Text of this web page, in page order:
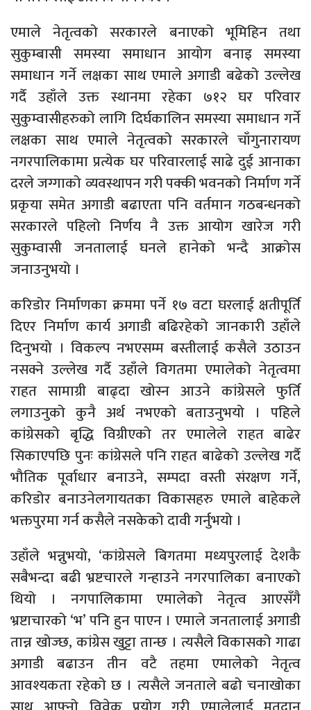
एमाले नेतृत्वको सरकारले बनाएको भूमिहिन तथा
सुकुम्बासी समस्या समाधान आयोग बनाइ समस्या
समाधान गर्ने लक्षका साथ एमाले अगाडी बढेको उल्लेख
गर्दै उहाँले उक्त स्थानमा रहेका ७१२ घर परिवार
सुकुम्वासीहरुको लागि दिर्घकालिन समस्या समाधान गर्ने
लक्षका साथ एमाले नेतृत्वको सरकारले चाँगुनारायण
नगरपालिकामा प्रत्येक घर परिवारलाई साढे दुई आनाका
दरले जग्गाको व्यवस्थापन गरी पक्की भवनको निर्माण गर्ने
प्रकृया समेत अगाडी बढाएता पनि वर्तमान गठबन्धनको
सरकारले पहिलो निर्णय नै उक्त आयोग खारेज गरी
सुकुम्वासी जनतालाई घनले हानेको भन्दै आक्रोस
जनाउनुभयो ।
करिडोर निर्माणका क्रममा पर्ने १७ वटा घरलाई क्षतीपूर्ति
दिएर निर्माण कार्य अगाडी बढिरहेको जानकारी उहाँले
दिनुभयो । विकल्प नभएसम्म बस्तीलाई कसैले उठाउन
नसक्ने उल्लेख गर्दै उहाँले विगतमा एमालेको नेतृत्वमा
राहत सामाग्री बाढ्दा खोस्न आउने कांग्रेसले फुर्ति
लगाउनुको कुनै अर्थ नभएको बताउनुभयो । पहिले
कांग्रेसको बृद्धि विग्रीएको तर एमालेले राहत बाढेर
सिकाएपछि पुनः कांग्रेसले पनि राहत बाढेको उल्लेख गर्दै
भौतिक पूर्वाधार बनाउने, सम्पदा वस्ती संरक्षण गर्ने,
करिडोर बनाउनेलगायतका विकासहरु एमाले बाहेकले
भक्तपुरमा गर्न कसैले नसकेको दावी गर्नुभयो ।
उहाँले भन्नुभयो, ‘कांग्रेसले बिगतमा मध्यपुरलाई देशकै
सबैभन्दा बढी भ्रष्टचारले गन्हाउने नगरपालिका बनाएको
थियो । नगपालिकामा एमालेको नेतृत्व आएसँगै
भ्रष्टाचारको ‘भ’ पनि हुन पाएन । एमाले जनतालाई अगाडी
तान्न खोज्छ, कांग्रेस खुट्टा तान्छ । त्यसैले विकासको गाढा
अगाडी बढाउन तीन वटै तहमा एमालेको नेतृत्व
आवश्यकता रहेको छ । त्यसैले जनताले बढो चनाखोका